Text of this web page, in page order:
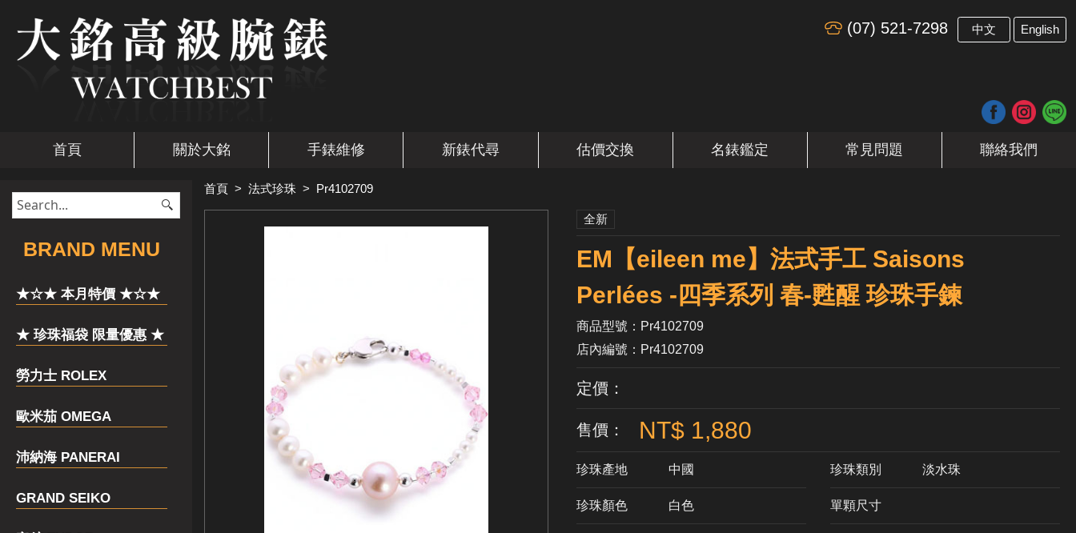
(07) 521-7298 中文 English
首頁 關於大銘 手錶維修 新錶代尋 估價交換 名錶鑑定 常見問題 聯絡我們
​BRAND MENU
★☆★ 本月特價 ★☆★
★ 珍珠福袋 限量優惠 ★
勞力士 ROLEX
歐米茄 OMEGA
沛納海 PANERAI
GRAND SEIKO
首頁 > 法式珍珠 > Pr4102709
全新
EM【eileen me】法式手工 Saisons
Perlées -四季系列 春-甦醒 珍珠手鍊
商品型號：Pr4102709
店內編號：Pr4102709
定價：
售價： NT$ 1,880
珍珠產地 中國 珍珠類別 淡水珠
珍珠顏色 ​白色 單顆尺寸